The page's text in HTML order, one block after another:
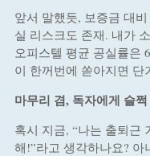
앞서 말했듯, 보증금 대
실 리스크도 존재. 내가
오피스텔 평균 공실률은
이 한꺼번에 쏟아지면 단
마무리 겸, 독자에게 슬
혹시 지금, “나는 출퇴근
해!”라고 생각하나요? 아